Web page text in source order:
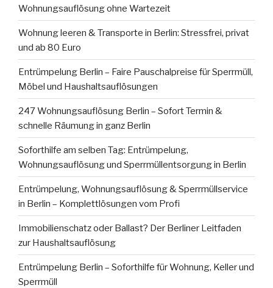
Wohnungsauflösung ohne Wartezeit
Wohnung leeren & Transporte in Berlin: Stressfrei, privat
und ab 80 Euro
Entrümpelung Berlin – Faire Pauschalpreise für Sperrmüll,
Möbel und Haushaltsauflösungen
247 Wohnungsauflösung Berlin – Sofort Termin &
schnelle Räumung in ganz Berlin
Soforthilfe am selben Tag: Entrümpelung,
Wohnungsauflösung und Sperrmüllentsorgung in Berlin
Entrümpelung, Wohnungsauflösung & Sperrmüllservice
in Berlin – Komplettlösungen vom Profi
Immobilienschatz oder Ballast? Der Berliner Leitfaden
zur Haushaltsauflösung
Entrümpelung Berlin – Soforthilfe für Wohnung, Keller und
Sperrmüll